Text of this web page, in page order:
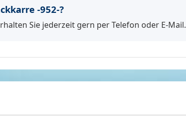
-952-?
Sie jederzeit gern per Telefon oder E-Mail.